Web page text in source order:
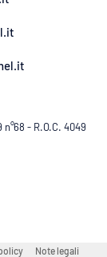
- R.O.C. 4049
Note legali